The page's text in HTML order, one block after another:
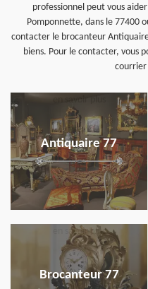
professionnel peut vous
Pomponnette, dans le 77400
contacter le brocanteur
biens. Pour le contacter, vous
Antiquaire 77
en savoir plus
Brocanteur 77
en savoir plus